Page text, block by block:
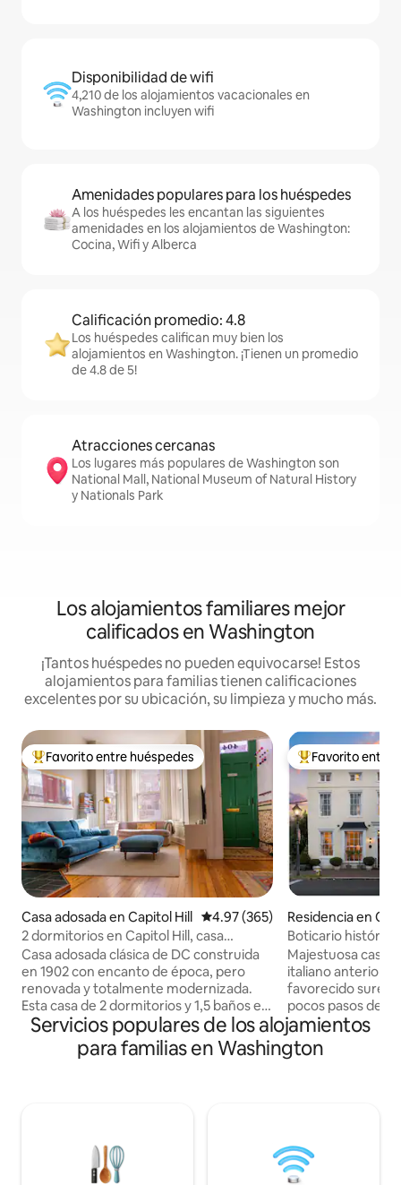
Disponibilidad de wifi
4,210 de los alojamientos vacacionales en
Washington incluyen wifi
Amenidades populares para los huéspedes
A los huéspedes les encantan las siguientes
amenidades en los alojamientos de Washington:
Cocina, Wifi y Alberca
Calificación promedio: 4.8
Los huéspedes califican muy bien los
alojamientos en Washington. ¡Tienen un promedio
de 4.8 de 5!
Atracciones cercanas
Los lugares más populares de Washington son
National Mall, National Museum of Natural History
y Nationals Park
Los alojamientos familiares mejor
calificados en Washington
¡Tantos huéspedes no pueden equivocarse! Estos
alojamientos para familias tienen calificaciones
excelentes por su ubicación, su limpieza y mucho más.
De los mejores en Favorito entre huéspedes
Favorito entre huéspedes
Casa adosada en Capitol Hill Calificación promedio: 4.97 de
4.97 (365)
2 dormitorios en Capitol Hill, casa
luminosa, ideal para familias
Casa adosada clásica de DC construida
en 1902 con encanto de época, pero
renovada y totalmente modernizada.
Esta casa de 2 dormitorios y 1,5 baños es
un paraíso para los caminantes en el
distrito histórico de Capitol Hill. Pasea
hasta el mercado oriental para recoger
Dirígete a la cercana H Street para tomar
un cóctel y cenar. O saborea los puestos
de comida del Union Market. Los
De los mejores
Favorito entre
Residencia en Old
Boticario histórico
Casco antiguo
Majestuosa casa
italiano anterior a
favorecido
pocos pasos de
manzanas del
ubicación es
pisos establecida
sentido de la
suites principales
pulgadas con
Servicios populares de los alojamientos
para familias en Washington